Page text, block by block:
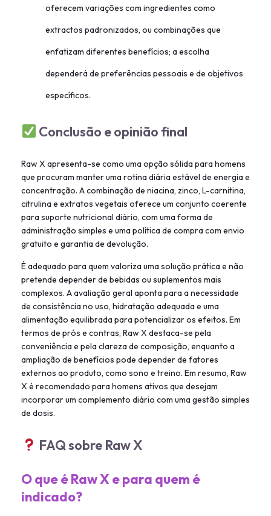
oferecem variações com ingredientes como
extractos padronizados, ou combinações que
enfatizam diferentes benefícios; a escolha
dependerá de preferências pessoais e de objetivos
específicos.
Conclusão e opinião final
Raw X apresenta-se como uma opção sólida para homens
que procuram manter uma rotina diária estável de energia e
concentração. A combinação de niacina, zinco, L-carnitina,
citrulina e extratos vegetais oferece um conjunto coerente
para suporte nutricional diário, com uma forma de
administração simples e uma política de compra com envio
gratuito e garantia de devolução.
É adequado para quem valoriza uma solução prática e não
pretende depender de bebidas ou suplementos mais
complexos. A avaliação geral aponta para a necessidade
de consistência no uso, hidratação adequada e uma
alimentação equilibrada para potencializar os efeitos. Em
termos de prós e contras, Raw X destaca-se pela
conveniência e pela clareza de composição, enquanto a
ampliação de benefícios pode depender de fatores
externos ao produto, como sono e treino. Em resumo, Raw
X é recomendado para homens ativos que desejam
incorporar um complemento diário com uma gestão simples
de dosis.
FAQ sobre Raw X
O que é Raw X e para quem é
indicado?